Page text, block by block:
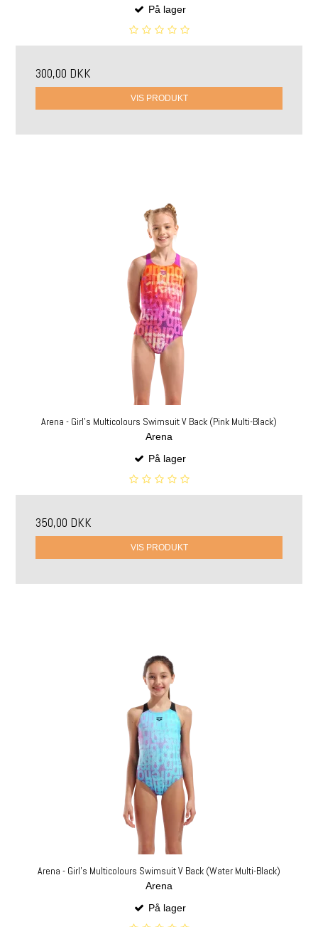
På lager
300,00 DKK
VIS PRODUKT
Arena - Girl's Multicolours Swimsuit V Back (Pink Multi-Black)
Arena
På lager
350,00 DKK
VIS PRODUKT
Arena - Girl's Multicolours Swimsuit V Back (Water Multi-Black)
Arena
På lager